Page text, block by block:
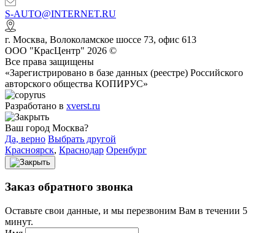
S-AUTO@INTERNET.RU
г. Москва, Волоколамское шоссе 73, офис 613
ООО "КрасЦентр" 2026 ©
Все права защищены
«Зарегистрировано в базе данных (реестре) Российского
авторского общества КОПИРУС»
Разработано в xverst.ru
Ваш город Москва?
Да, верно Выбрать другой
Красноярск, Краснодар Оренбург
Заказ обратного звонка
Оставьте свои данные, и мы перезвоним Вам в течении 5
минут.